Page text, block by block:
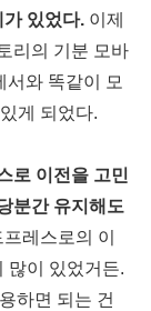
있었다. 이제
리의 기분 모바
와 똑같이 모
게 되었다.
로 이전을 고민
분간 유지해도
레스로의 이
많이 있었거든.
하면 되는 건